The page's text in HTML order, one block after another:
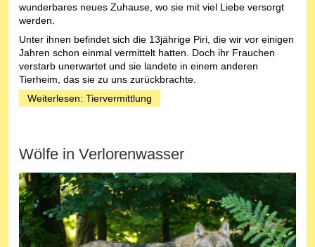
wunderbares neues Zuhause, wo sie mit viel Liebe versorgt
werden.
Unter ihnen befindet sich die 13jährige Piri, die wir vor einigen
Jahren schon einmal vermittelt hatten. Doch ihr Frauchen
verstarb unerwartet und sie landete in einem anderen
Tierheim, das sie zu uns zurückbrachte.
Weiterlesen: Tiervermittlung
Wölfe in Verlorenwasser